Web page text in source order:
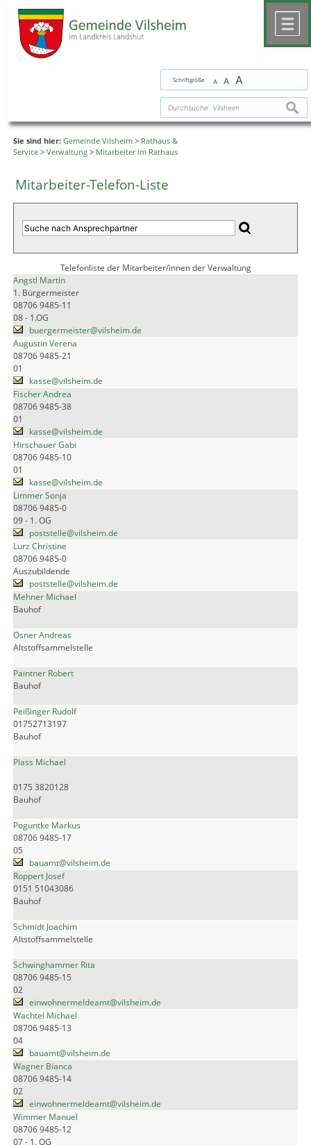
Schriftgröße A A A
Sie sind hier: Gemeinde Vilsheim > Rathaus &
Service > Verwaltung > Mitarbeiter im Rathaus
Mitarbeiter-Telefon-Liste
Telefonliste der Mitarbeiter/innen der Verwaltung
Angstl Martin
1. Bürgermeister
08706 9485-11
08 - 1.OG
buergermeister@vilsheim.de
Augustin Verena
08706 9485-21
01
kasse@vilsheim.de
Fischer Andrea
08706 9485-38
01
kasse@vilsheim.de
Hirschauer Gabi
08706 9485-10
01
kasse@vilsheim.de
Limmer Sonja
08706 9485-0
09 - 1. OG
poststelle@vilsheim.de
Lurz Christine
08706 9485-0
Auszubildende
poststelle@vilsheim.de
Mehner Michael
Bauhof
Osner Andreas
Altstoffsammelstelle
Paintner Robert
Bauhof
Peißinger Rudolf
01752713197
Bauhof
Plass Michael
0175 3820128
Bauhof
Poguntke Markus
08706 9485-17
05
bauamt@vilsheim.de
Roppert Josef
0151 51043086
Bauhof
Schmidt Joachim
Altstoffsammelstelle
Schwinghammer Rita
08706 9485-15
02
einwohnermeldeamt@vilsheim.de
Wachtel Michael
08706 9485-13
04
bauamt@vilsheim.de
Wagner Bianca
08706 9485-14
02
einwohnermeldeamt@vilsheim.de
Wimmer Manuel
08706 9485-12
07 - 1. OG